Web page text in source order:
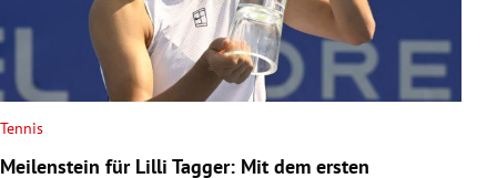
Tennis
Meilenstein für Lilli Tagger: Mit dem ersten